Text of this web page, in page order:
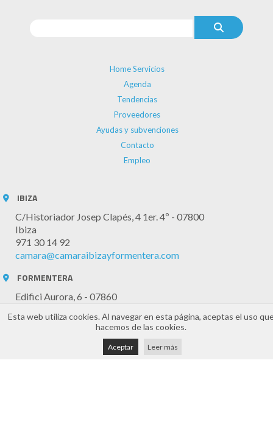
Home Servicios
Agenda
Tendencias
Proveedores
Ayudas y subvenciones
Contacto
Empleo
IBIZA
C/Historiador Josep Clapés, 4 1er. 4º - 07800
Ibiza
971 30 14 92
camara@camaraibizayformentera.com
FORMENTERA
Edifici Aurora, 6 - 07860
971 32 20 61
Esta web utiliza cookies. Al navegar en esta página, aceptas el uso
hacemos de las cookies.
Aceptar Leer más